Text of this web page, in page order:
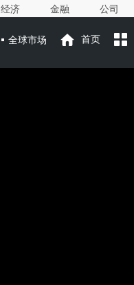
经济 金融 公司
全球市场 首页